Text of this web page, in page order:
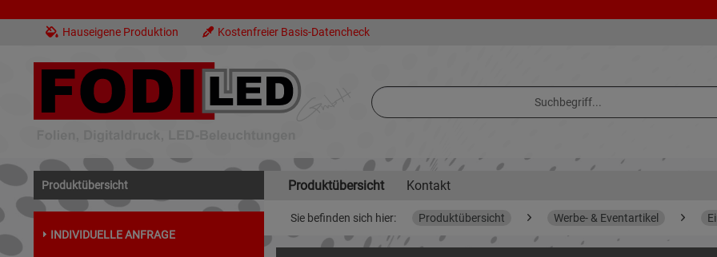
Hauseigene Produktion Kostenfreier Basis-Datencheck
Produktübersicht
INDIVIDUELLE ANFRAGE
Produktübersicht Kontakt
Sie befinden sich hier: Produktübersicht Werbe- & Eventartikel